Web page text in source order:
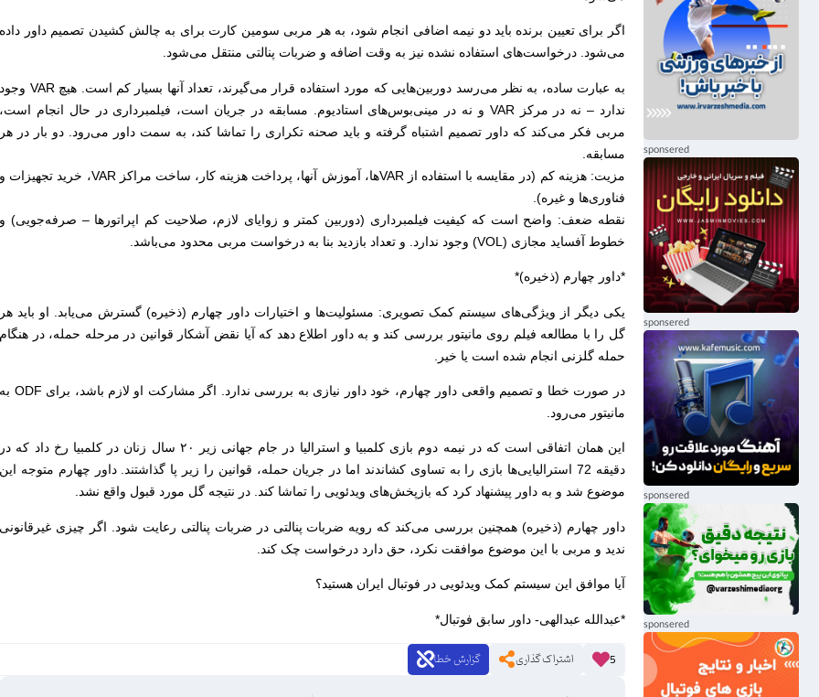
اگر برای تعیین برنده باید دو نیمه اضافی انجام شود، به هر مربی سومین کارت برای به چالش کشیدن تصمیم داور داده
می‌شود. درخواست‌های استفاده نشده نیز به وقت اضافه و ضربات پنالتی منتقل می‌شود.
به عبارت ساده، به نظر می‌رسد دوربین‌هایی که مورد استفاده قرار می‌گیرند، تعداد آنها بسیار کم است. هیچ VAR وجود
ندارد – نه در مرکز VAR و نه در مینی‌بوس‌های استادیوم. مسابقه در جریان است، فیلمبرداری در حال انجام است،
مربی فکر می‌کند که داور تصمیم اشتباه گرفته و باید صحنه تکراری را تماشا کند، به سمت داور می‌رود. دو بار در هر
مسابقه.
مزیت: هزینه کم (در مقایسه با استفاده از VARها، آموزش آنها، پرداخت هزینه کار، ساخت مراکز VAR، خرید تجهیزات و
فناوری‌ها و غیره).
نقطه ضعف: واضح است که کیفیت فیلمبرداری (دوربین کمتر و زوایای لازم، صلاحیت کم اپراتورها – صرفه‌جویی) و
خطوط آفساید مجازی (VOL) وجود ندارد. و تعداد بازدید بنا به درخواست مربی محدود می‌باشد.
*داور چهارم (ذخیره)*
یکی دیگر از ویژگی‌های سیستم کمک تصویری: مسئولیت‌ها و اختیارات داور چهارم (ذخیره) گسترش می‌یابد. او باید هر
گل را با مطالعه فیلم روی مانیتور بررسی کند و به داور اطلاع دهد که آیا نقض آشکار قوانین در مرحله حمله، در هنگام
حمله گلزنی انجام شده است یا خیر.
در صورت خطا و تصمیم واقعی داور چهارم، خود داور نیازی به بررسی ندارد. اگر مشارکت او لازم باشد، برای ODF به
مانیتور می‌رود.
این همان اتفاقی است که در نیمه دوم بازی کلمبیا و استرالیا در جام جهانی زیر ۲۰ سال زنان در کلمبیا رخ داد که در
دقیقه 72 استرالیایی‌ها بازی را به تساوی کشاندند اما در جریان حمله، قوانین را زیر پا گذاشتند. داور چهارم متوجه این
موضوع شد و به داور پیشنهاد کرد که بازپخش‌های ویدئویی را تماشا کند. در نتیجه گل مورد قبول واقع نشد.
داور چهارم (ذخیره) همچنین بررسی می‌کند که رویه ضربات پنالتی در ضربات پنالتی رعایت شود. اگر چیزی غیرقانونی
ندید و مربی با این موضوع موافقت نکرد، حق دارد درخواست چک کند.
آیا موافق این سیستم کمک ویدئویی در فوتبال ایران هستید؟
*عبدالله عبدالهی- داور سابق فوتبال*
5 اشتراک گذاری گزارش خطا